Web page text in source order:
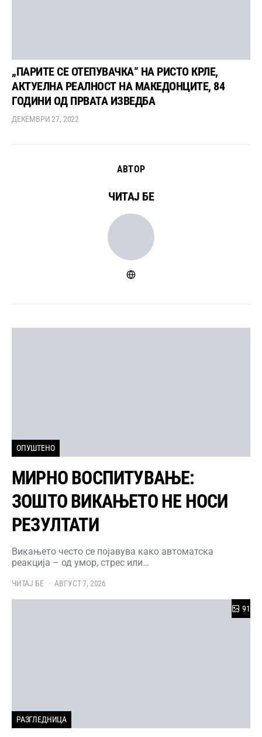
„ПАРИТЕ СЕ ОТЕПУВАЧКА“ НА РИСТО КРЛЕ,
АКТУЕЛНА РЕАЛНОСТ НА МАКЕДОНЦИТЕ, 84
ГОДИНИ ОД ПРВАТА ИЗВЕДБА
ДЕКЕМВРИ 27, 2022
АВТОР
ЧИТАЈ БЕ
ОПУШТЕНО
МИРНО ВОСПИТУВАЊЕ:
ЗОШТО ВИКАЊЕТО НЕ НОСИ
РЕЗУЛТАТИ
Викањето често се појавува како автоматска
реакција – од умор, стрес или…
ЧИТАЈ БЕ АВГУСТ 7, 2026
РАЗГЛЕДНИЦА
91